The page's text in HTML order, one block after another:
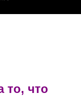
то, что